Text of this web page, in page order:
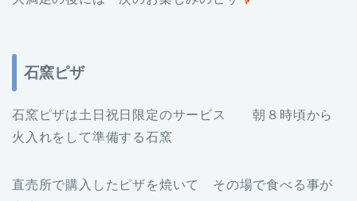
石窯ピザ
石窯ピザは土日祝日限定のサービス 朝８時頃から
火入れをして準備する石窯
直売所で購入したピザを焼いて その場で食べる事が